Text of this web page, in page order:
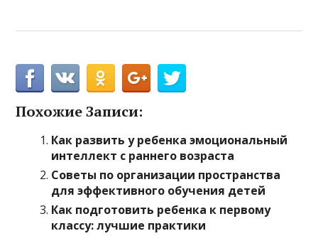
Похожие Записи:
Как развить у ребенка эмоциональный
интеллект с раннего возраста
Советы по организации пространства
для эффективного обучения детей
Как подготовить ребенка к первому
классу: лучшие практики